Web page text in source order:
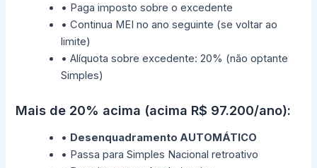
• Paga imposto sobre o excedente
• Continua MEI no ano seguinte (se voltar ao
limite)
• Alíquota sobre excedente: 20% (não optante
Simples)
Mais de 20% acima (acima R$ 97.200/ano):
• Desenquadramento AUTOMÁTICO
• Passa para Simples Nacional retroativo